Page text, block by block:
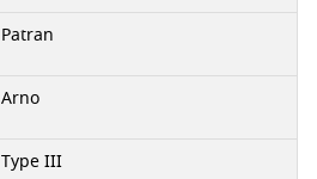
Patran
Arno
Type III